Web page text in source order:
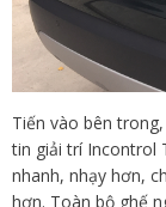
Tiến vào bên
tin giải trí Incontrol
nhanh, nhạy hơn,
hơn. Toàn bộ ghế